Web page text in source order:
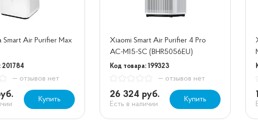
Smart Air Purifier Max
201784
— отзывов нет
Купить
Xiaomi Smart Air Purifier 4 Pro
AC-M15-SC (BHR5056EU)
Код товара: 199323
— отзывов нет
26 324 руб.
Есть в наличии
Купить